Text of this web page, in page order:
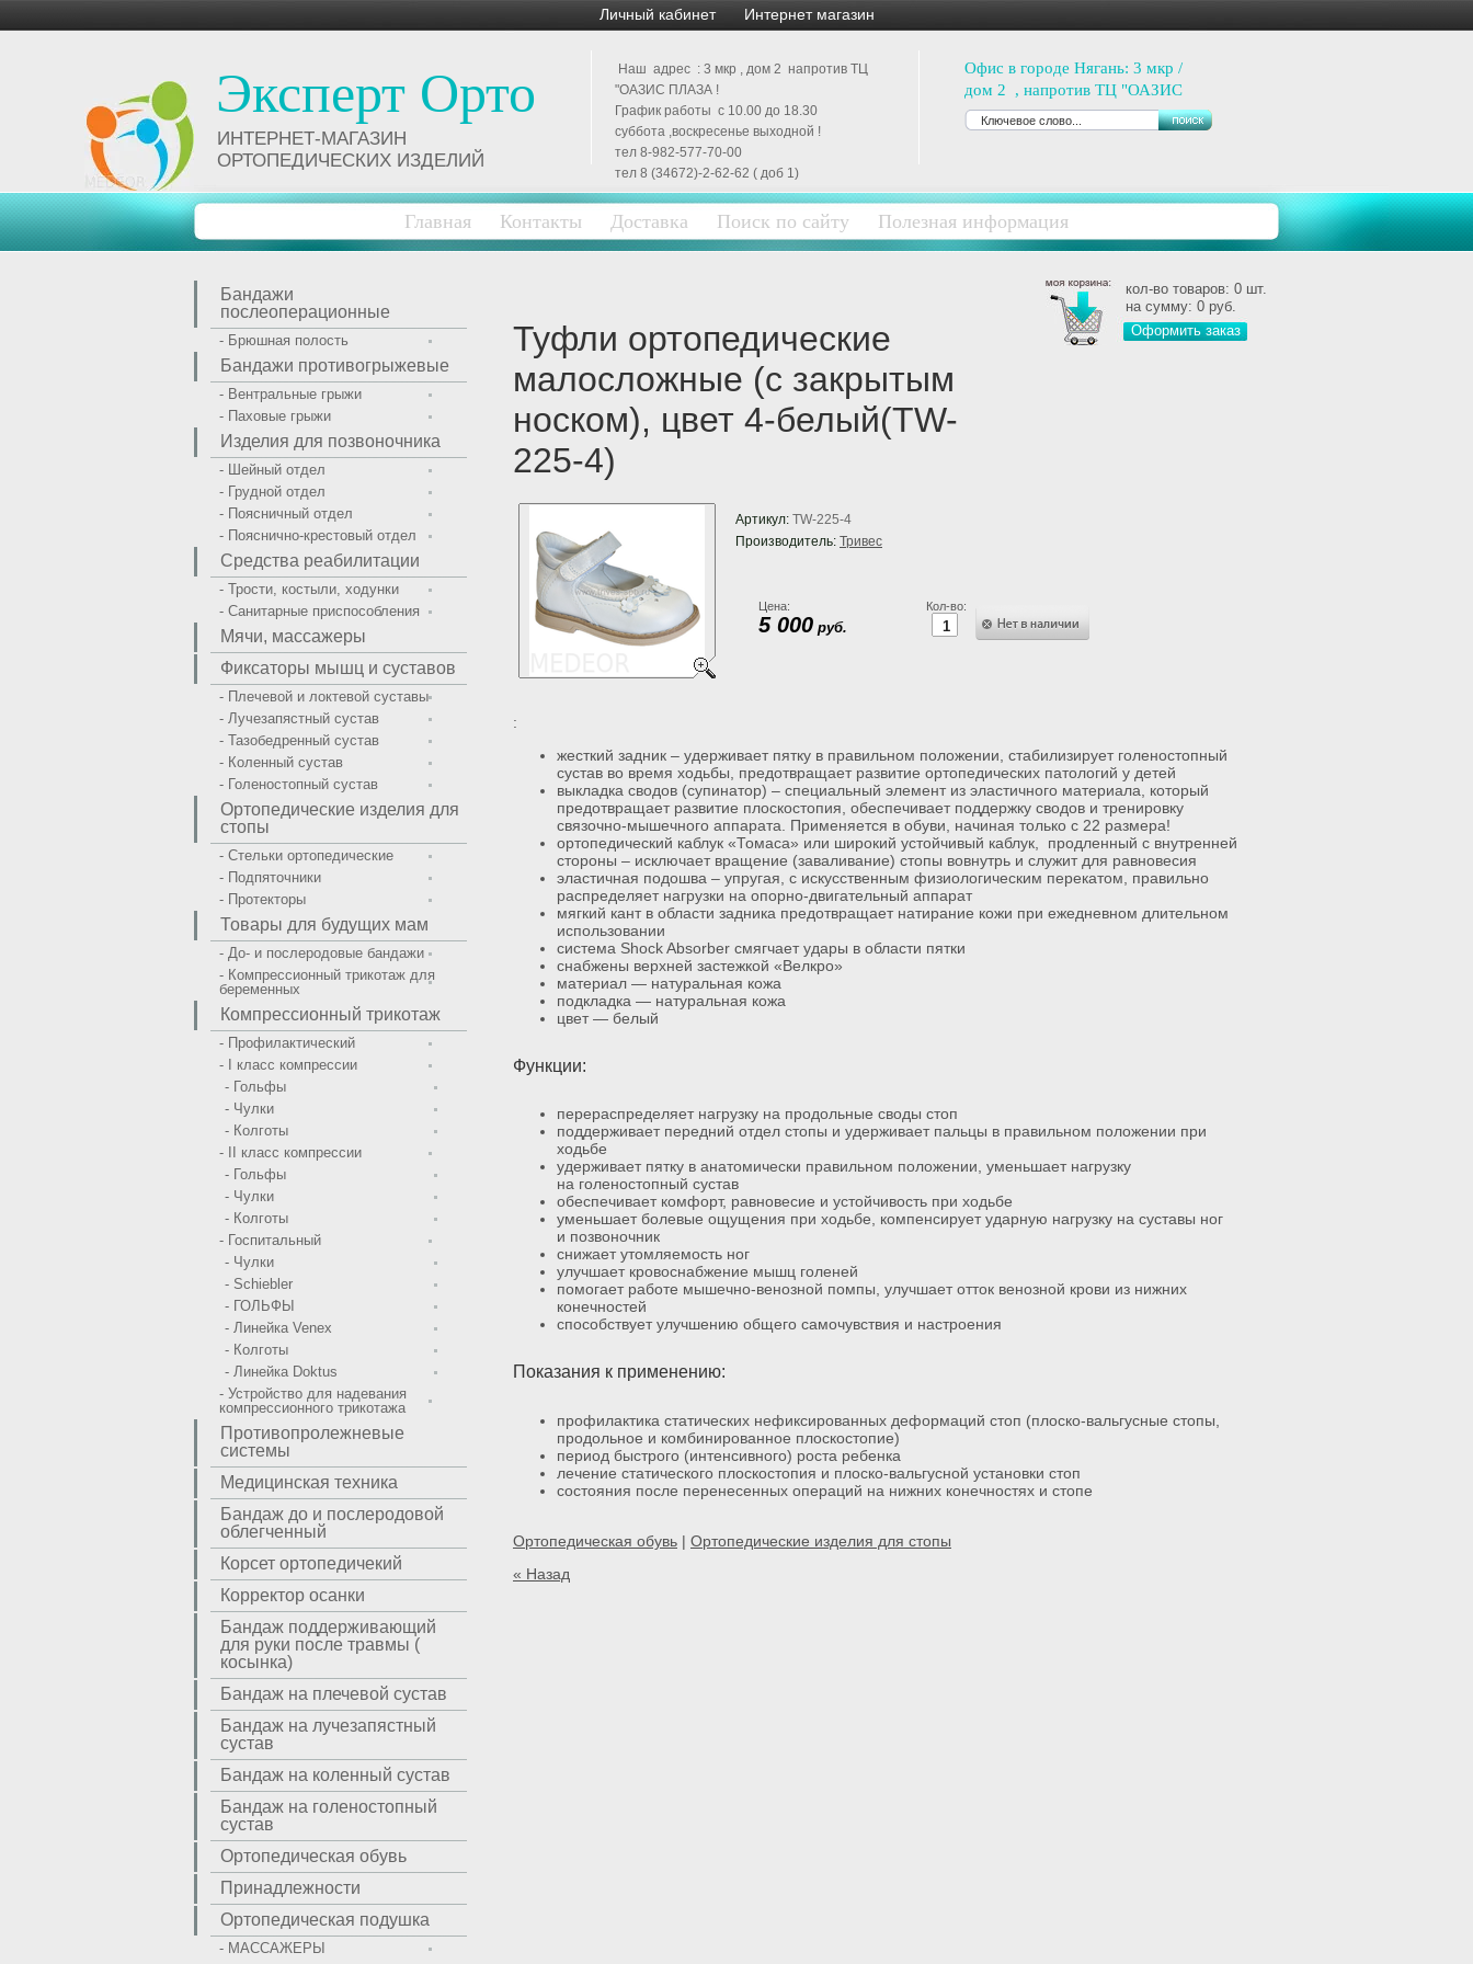
Эксперт Орто
Офис в городе Нягань: 3 мкр /
дом 2 , напротив ТЦ "ОАЗИС
ПЛАЗА ".
График работы: Пн- Пт с 10.00
Выходной: суббота, воскресенье.
тел:+7 982-577-70-00
тел : 8(34672)-2-62-62( доб
medeor86@mail.ru
ИНТЕРНЕТ-МАГАЗИН
ОРТОПЕДИЧЕСКИХ ИЗДЕЛИЙ
Наш адрес : 3 мкр , дом 2 напротив ТЦ
"ОАЗИС ПЛАЗА !
График работы с 10.00 до 18.30
суббота ,воскресенье выходной !
тел 8-982-577-70-00
тел 8 (34672)-2-62-62 ( доб 1)
Личный кабинет Интернет магазин
Главная Контакты Доставка Поиск по сайту Полезная информация
кол-во товаров: 0 шт.
на сумму: 0 руб.
Оформить заказ
Туфли ортопедические
малосложные (с закрытым
носком), цвет 4-белый(TW-
225-4)
Артикул: TW-225-4
Производитель: Тривес
Кол-во:
Цена:
5 000 руб.
:
жесткий задник – удерживает пятку в правильном положении, стабилизирует голеностопный
сустав во время ходьбы, предотвращает развитие ортопедических патологий у детей
выкладка сводов (супинатор) – специальный элемент из эластичного материала, который
предотвращает развитие плоскостопия, обеспечивает поддержку сводов и тренировку
связочно-мышечного аппарата. Применяется в обуви, начиная только с 22 размера!
ортопедический каблук «Томаса» или широкий устойчивый каблук, продленный с внутренней
стороны – исключает вращение (заваливание) стопы вовнутрь и служит для равновесия
эластичная подошва – упругая, с искусственным физиологическим перекатом, правильно
распределяет нагрузки на опорно-двигательный аппарат
мягкий кант в области задника предотвращает натирание кожи при ежедневном длительном
использовании
система Shock Absorber смягчает удары в области пятки
снабжены верхней застежкой «Велкро»
материал — натуральная кожа
подкладка — натуральная кожа
цвет — белый
Функции:
перераспределяет нагрузку на продольные своды стоп
поддерживает передний отдел стопы и удерживает пальцы в правильном положении при
ходьбе
удерживает пятку в анатомически правильном положении, уменьшает нагрузку
на голеностопный сустав
обеспечивает комфорт, равновесие и устойчивость при ходьбе
уменьшает болевые ощущения при ходьбе, компенсирует ударную нагрузку на суставы ног
и позвоночник
снижает утомляемость ног
улучшает кровоснабжение мышц голеней
помогает работе мышечно-венозной помпы, улучшает отток венозной крови из нижних
конечностей
способствует улучшению общего самочувствия и настроения
Показания к применению:
профилактика статических нефиксированных деформаций стоп (плоско-вальгусные стопы,
продольное и комбинированное плоскостопие)
период быстрого (интенсивного) роста ребенка
лечение статического плоскостопия и плоско-вальгусной установки стоп
состояния после перенесенных операций на нижних конечностях и стопе
Ортопедическая обувь | Ортопедические изделия для стопы
« Назад
Бандажи
послеоперационные
- Брюшная полость
Бандажи противогрыжевые
- Вентральные грыжи
- Паховые грыжи
Изделия для позвоночника
- Шейный отдел
- Грудной отдел
- Поясничный отдел
- Пояснично-крестовый отдел
Средства реабилитации
- Трости, костыли, ходунки
- Санитарные приспособления
Мячи, массажеры
Фиксаторы мышц и суставов
- Плечевой и локтевой суставы
- Лучезапястный сустав
- Тазобедренный сустав
- Коленный сустав
- Голеностопный сустав
Ортопедические изделия для
стопы
- Стельки ортопедические
- Подпяточники
- Протекторы
Товары для будущих мам
- До- и послеродовые бандажи
- Компрессионный трикотаж для
беременных
Компрессионный трикотаж
- Профилактический
- I класс компрессии
- Гольфы
- Чулки
- Колготы
- II класс компрессии
- Гольфы
- Чулки
- Колготы
- Госпитальный
- Чулки
- Schiebler
- ГОЛЬФЫ
- Линейка Venex
- Колготы
- Линейка Doktus
- Устройство для надевания
компрессионного трикотажа
Противопролежневые
системы
Медицинская техника
Бандаж до и послеродовой
облегченный
Корсет ортопедичекий
Корректор осанки
Бандаж поддерживающий
для руки после травмы (
косынка)
Бандаж на плечевой сустав
Бандаж на лучезапястный
сустав
Бандаж на коленный сустав
Бандаж на голеностопный
сустав
Ортопедическая обувь
Принадлежности
Ортопедическая подушка
- МАССАЖЕРЫ